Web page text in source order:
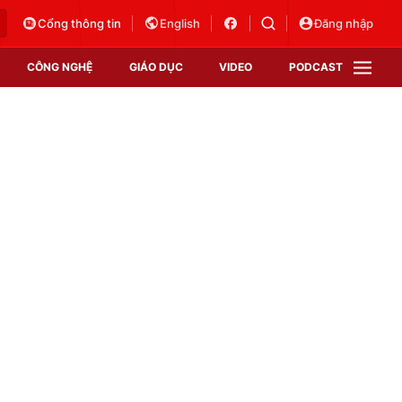
Cổng thông tin English Đăng nhập
CÔNG NGHỆ GIÁO DỤC VIDEO PODCAST